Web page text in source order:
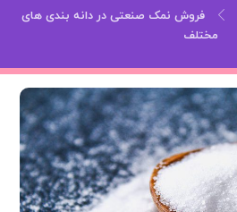
فروش نمک صنعتی در دانه بندی های
مختلف